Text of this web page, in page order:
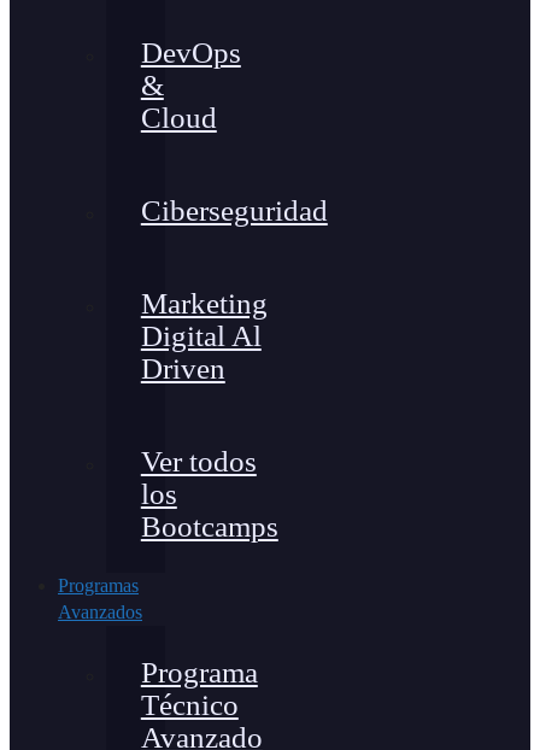
DevOps
&
Cloud
Ciberseguridad
Marketing
Digital Al
Driven
Ver todos
los
Bootcamps
Programas
Avanzados
Programa
Técnico
Avanzado